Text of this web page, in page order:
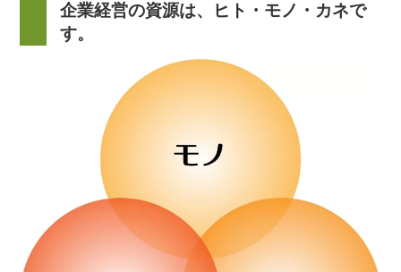
企業経営の資源は、ヒト・モノ・カネで
す。